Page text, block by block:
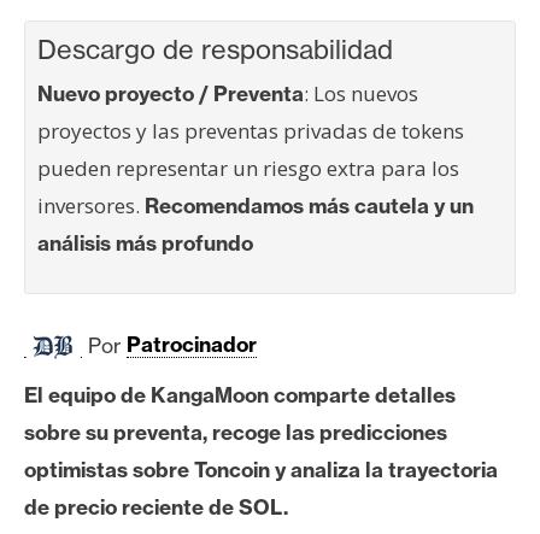
i
t
c
i
n
E
h
e
e
u
Descargo de responsabilidad
Nuevo proyecto / Preventa: Los nuevos
proyectos y las preventas privadas de tokens
pueden representar un riesgo extra para los
inversores. Recomendamos más cautela y un
análisis más profundo
Por Patrocinador
El equipo de KangaMoon comparte detalles
sobre su preventa, recoge las predicciones
optimistas sobre Toncoin y analiza la trayectoria
de precio reciente de SOL.